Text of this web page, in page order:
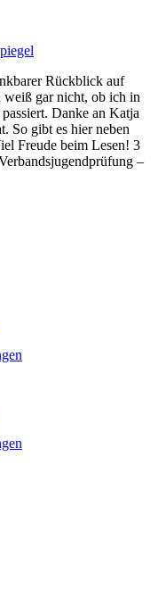
Rückblick auf
weiß gar nicht, ob ich in
Danke an Katja
So gibt es hier neben
Freude beim Lesen! 3
–